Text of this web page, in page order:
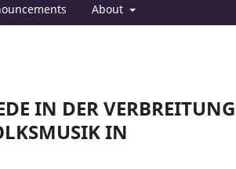
About
IN DER VERBREITUNG
IN